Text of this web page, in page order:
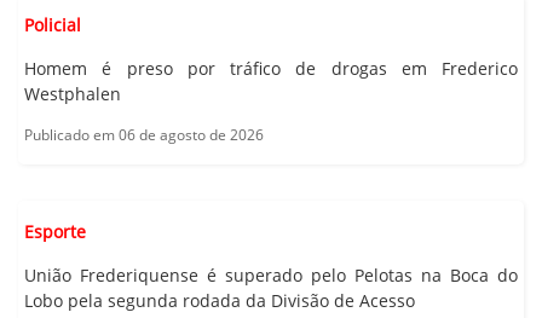
Policial
Homem é preso por tráfico de drogas em Frederico
Westphalen
Publicado em 06 de agosto de 2026
Esporte
União Frederiquense é superado pelo Pelotas na Boca do
Lobo pela segunda rodada da Divisão de Acesso